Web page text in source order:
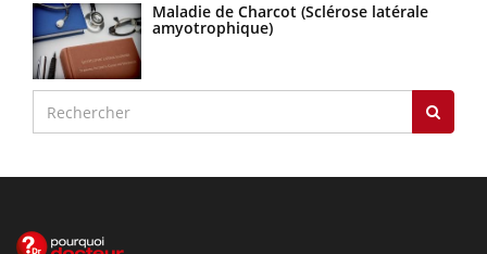
Maladie de Charcot (Sclérose latérale
amyotrophique)